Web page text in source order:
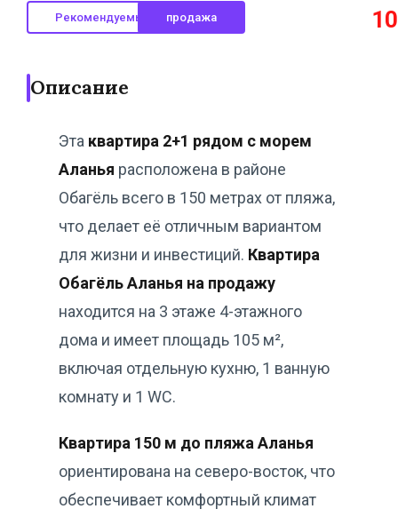
Рекомендуемые продажа
Описание
Эта квартира 2+1 рядом с морем
Аланья расположена в районе
Обагёль всего в 150 метрах от пляжа,
что делает её отличным вариантом
для жизни и инвестиций. Квартира
Обагёль Аланья на продажу
находится на 3 этаже 4-этажного
дома и имеет площадь 105 м²,
включая отдельную кухню, 1 ванную
комнату и 1 WC.
Квартира 150 м до пляжа Аланья
ориентирована на северо-восток, что
обеспечивает комфортный климат